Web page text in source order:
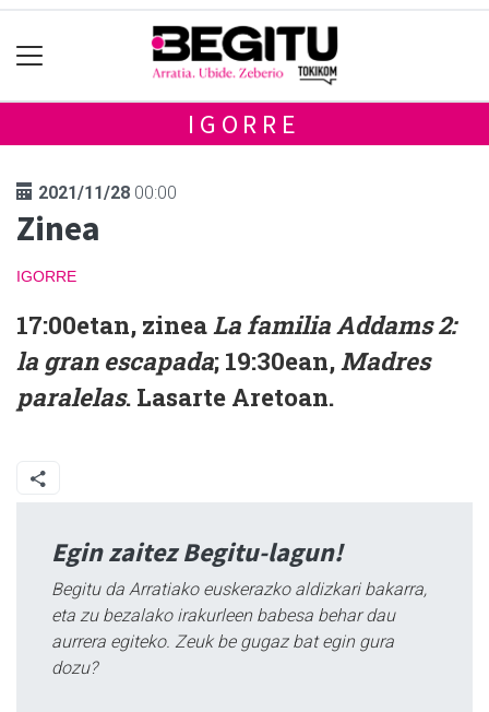
IGORRE
2021/11/28 00:00
Zinea
IGORRE
17:00etan, zineaLa familia Addams 2:
la gran escapada; 19:30ean,Madres
paralelas. Lasarte Aretoan.
Egin zaitez Begitu-lagun!
Begitu da Arratiako euskerazko aldizkari bakarra,
eta zu bezalako irakurleen babesa behar dau
aurrera egiteko. Zeuk be gugaz bat egin gura
dozu?